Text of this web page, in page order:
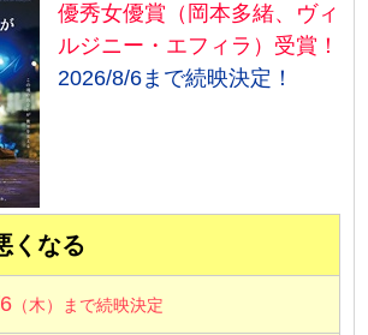
優秀女優賞（岡本多緒、ヴィ
ルジニー・エフィラ）受賞！
2026/8/6まで続映決定！
くなる
（木）まで続映決定